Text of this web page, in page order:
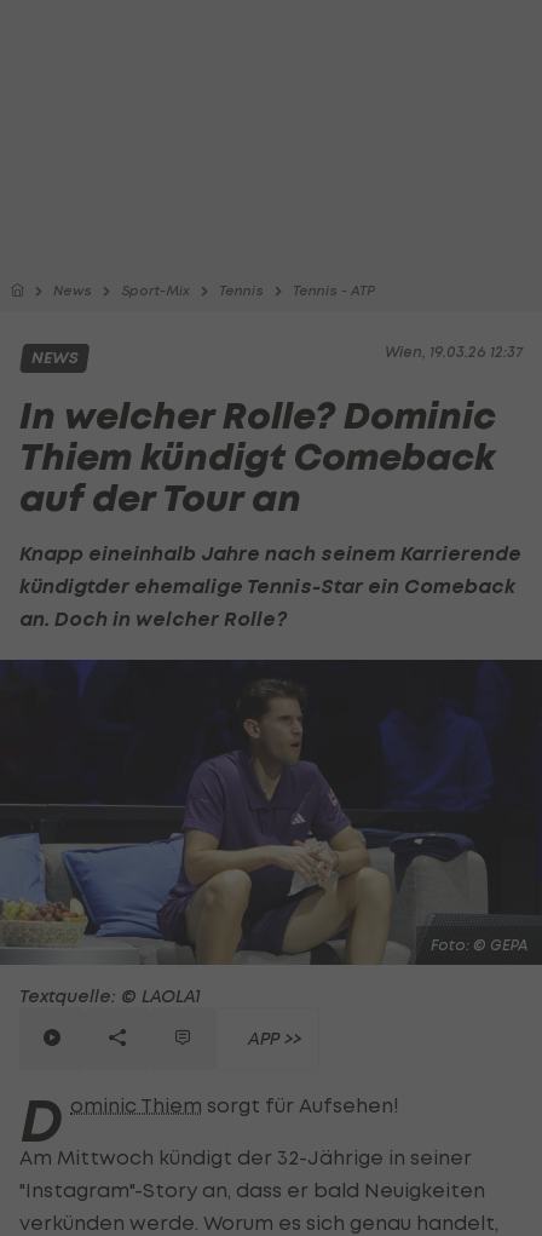
News Sport-Mix Tennis Tennis - ATP
Wien, 19.03.26 12:37
NEWS
In welcher Rolle? Dominic
Thiem kündigt Comeback
auf der Tour an
Knapp eineinhalb Jahre nach seinem Karrierende
kündigtder ehemalige Tennis-Star ein Comeback
an. Doch in welcher Rolle?
Foto: © GEPA
Textquelle: © LAOLA1
APP >>
D ominic Thiem sorgt für Aufsehen!
Am Mittwoch kündigt der 32-Jährige in seiner
"Instagram"-Story an, dass er bald Neuigkeiten
verkünden werde. Worum es sich genau handelt,